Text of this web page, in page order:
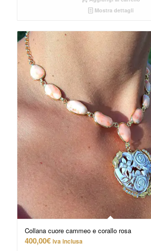
Mostra dettagli
Collana cuore cammeo e corallo rosa
400,00€ iva inclusa